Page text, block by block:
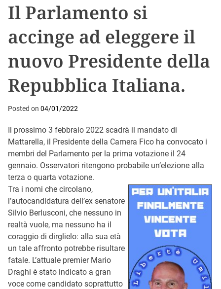
Il Parlamento si
accinge ad eleggere il
nuovo Presidente della
Repubblica Italiana.
Posted on 04/01/2022
Il prossimo 3 febbraio 2022 scadrà il mandato di
Mattarella, il Presidente della Camera Fico ha convocato i
membri del Parlamento per la prima votazione il 24
gennaio. Osservatori ritengono probabile un’elezione alla
terza o quarta votazione.
Tra i nomi che circolano,
l’autocandidatura dell’ex senatore
Silvio Berlusconi, che nessuno in
realtà vuole, ma nessuno ha il
coraggio di dirglielo: alla sua età
un tale affronto potrebbe risultare
fatale. L’attuale premier Mario
Draghi è stato indicato a gran
voce come candidato soprattutto